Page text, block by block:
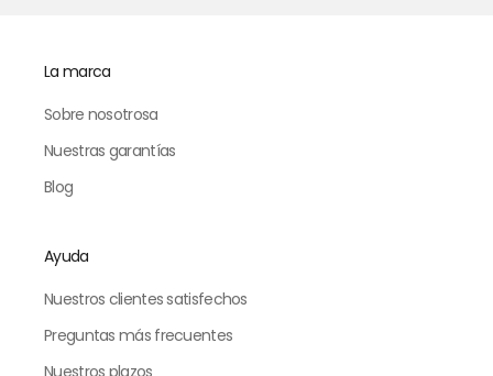
La marca
Sobre nosotrosa
Nuestras garantías
Blog
Ayuda
Nuestros clientes satisfechos
Preguntas más frecuentes
Nuestros plazos